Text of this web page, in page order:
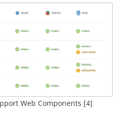
Web Components [4]